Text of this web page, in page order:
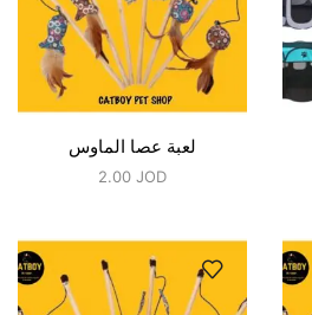
لعبة عصا الماوس
2.00 JOD